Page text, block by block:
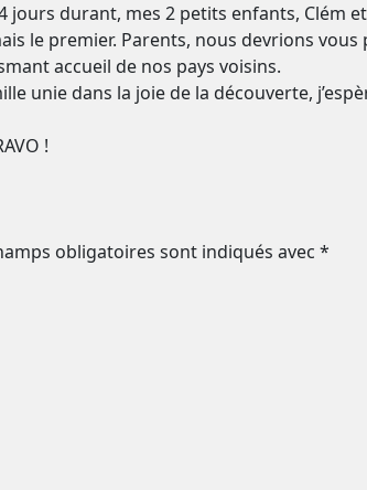
jours durant, mes 2 petits enfants, Clém
le premier. Parents, nous devrions
accueil de nos pays voisins.
unie dans la joie de la découverte,
!
obligatoires sont indiqués avec *